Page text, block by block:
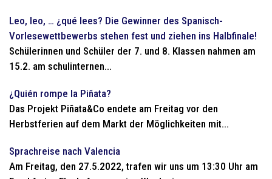
Leo, leo, … ¿qué lees? Die Gewinner des Spanisch-
Vorlesewettbewerbs stehen fest und ziehen ins Halbfinale!
Schülerinnen und Schüler der 7. und 8. Klassen nahmen am
15.2. am schulinternen...
¿Quién rompe la Piñata?
Das Projekt Piñata&Co endete am Freitag vor den
Herbstferien auf dem Markt der Möglichkeiten mit...
Sprachreise nach Valencia
Am Freitag, den 27.5.2022, trafen wir uns um 13:30 Uhr am